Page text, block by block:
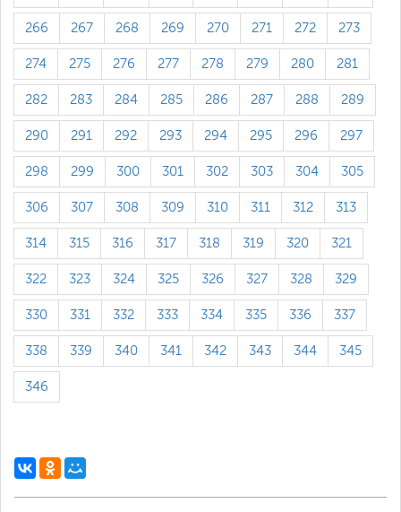
266 267 268 269 270 271 272 273
274 275 276 277 278 279 280 281
282 283 284 285 286 287 288 289
290 291 292 293 294 295 296 297
298 299 300 301 302 303 304 305
306 307 308 309 310 311 312 313
314 315 316 317 318 319 320 321
322 323 324 325 326 327 328 329
330 331 332 333 334 335 336 337
338 339 340 341 342 343 344 345
346